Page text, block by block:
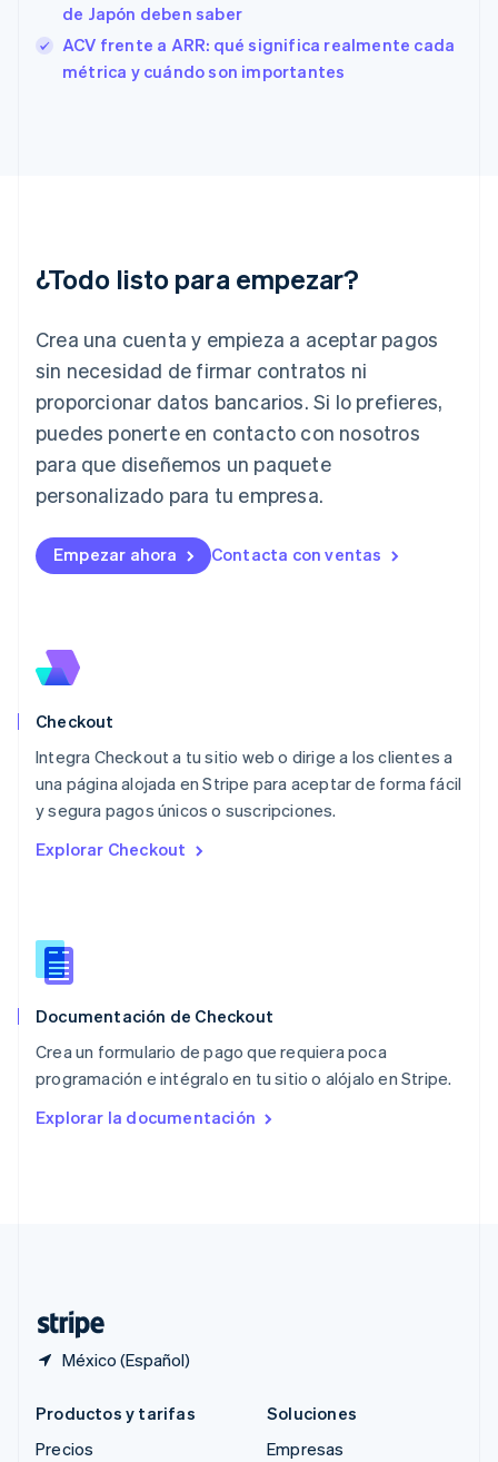
de Japón deben saber
ACV frente a ARR: qué significa realmente cada
métrica y cuándo son importantes
¿Todo listo para empezar?
Crea una cuenta y empieza a aceptar pagos
sin necesidad de firmar contratos ni
proporcionar datos bancarios. Si lo prefieres,
puedes ponerte en contacto con nosotros
para que diseñemos un paquete
personalizado para tu empresa.
Empezar ahora Contacta con ventas
Checkout
Integra Checkout a tu sitio web o dirige a los clientes a
una página alojada en Stripe para aceptar de forma fácil
y segura pagos únicos o suscripciones.
Explorar Checkout
Documentación de Checkout
Crea un formulario de pago que requiera poca
programación e intégralo en tu sitio o alójalo en Stripe.
Explorar la documentación
México (Español)
Finlandia
EnglishSvenska
Francia
English
Irlanda
Italia
English
Japón
日本語English
Letonia
Liechtenstein
DeutschEnglish
English
Luxemburgo
Malta
English
Español
English
Nueva Zelandia
English
NederlandsEnglish
Português
RAE de Hong Kong, China
Reino Unido
República Checa
English
English
Productos y tarifas
Precios
Soluciones
Empresas